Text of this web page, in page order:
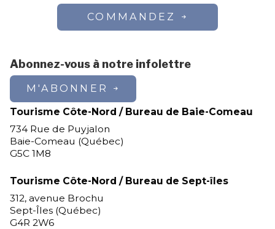
COMMANDEZ
Abonnez-vous à notre infolettre
M'ABONNER
Tourisme Côte-Nord / Bureau de Baie-Comeau
734 Rue de Puyjalon
Baie-Comeau (Québec)
G5C 1M8
Tourisme Côte-Nord / Bureau de Sept-îles
312, avenue Brochu
Sept-Îles (Québec)
G4R 2W6